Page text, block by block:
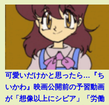
可愛いだけかと思ったら…『ち
いかわ』映画公開前の予習動画
が「想像以上にシビア」「労働